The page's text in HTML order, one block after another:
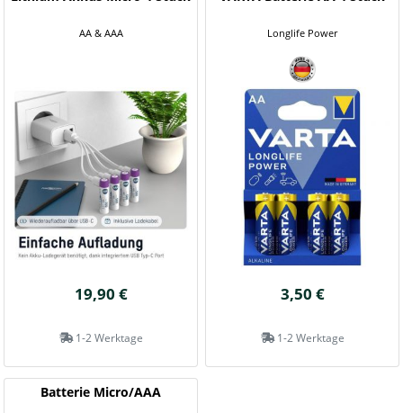
AA & AAA
19,90 €
1-2 Werktage
Longlife Power
3,50 €
1-2 Werktage
Batterie Micro/AAA